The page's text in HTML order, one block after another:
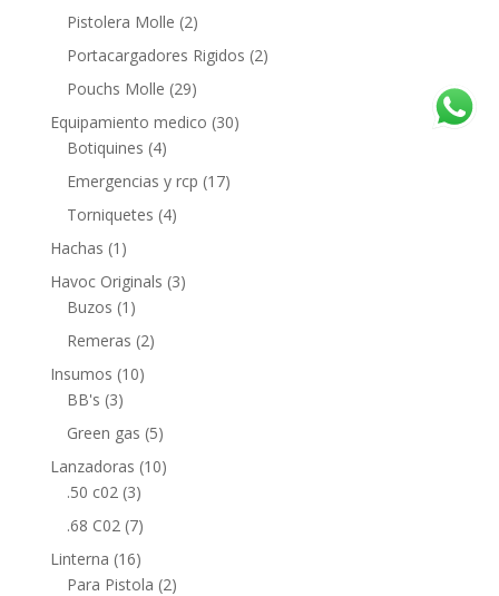
Pistolera Molle (2)
Portacargadores Rigidos (2)
Pouchs Molle (29)
Equipamiento medico (30)
Botiquines (4)
Emergencias y rcp (17)
Torniquetes (4)
Hachas (1)
Havoc Originals (3)
Buzos (1)
Remeras (2)
Insumos (10)
BB's (3)
Green gas (5)
Lanzadoras (10)
.50 c02 (3)
.68 C02 (7)
Linterna (16)
Para Pistola (2)